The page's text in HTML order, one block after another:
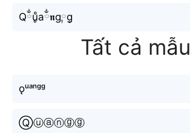
Qྂu̥ͦaྂ𝖓g༙g͙
Tất cả mẫu
ǫᵘᵃⁿᵍᵍ
Ⓠⓤⓐⓝⓖⓖ